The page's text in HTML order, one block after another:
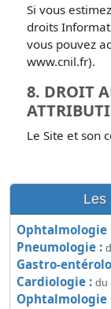
Si vous
droits
vous pouvez
www.cnil.fr).
8. DROIT
Le Site et son
Les
Ophtalmologie
Pneumologie :
Gastro-
Cardiologie : du
Ophtalmologie